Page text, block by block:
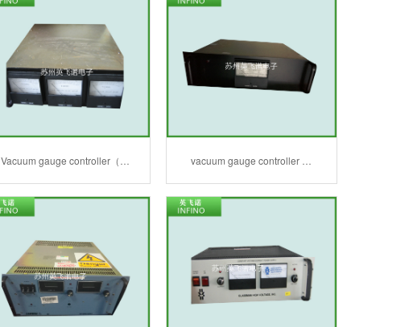
Vacuum gauge controller（… vacuum gauge controller …